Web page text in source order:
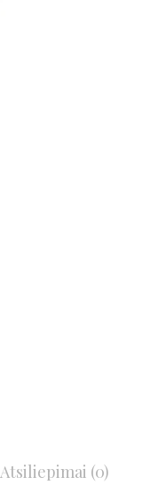
Atsiliepimai (0)